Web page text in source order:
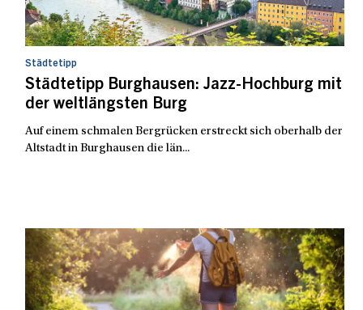
Städtetipp
Städtetipp Burghausen: Jazz-Hochburg mit
der weltlängsten Burg
Auf einem schmalen Bergrücken erstreckt sich oberhalb der
Altstadt in Burghausen die län...